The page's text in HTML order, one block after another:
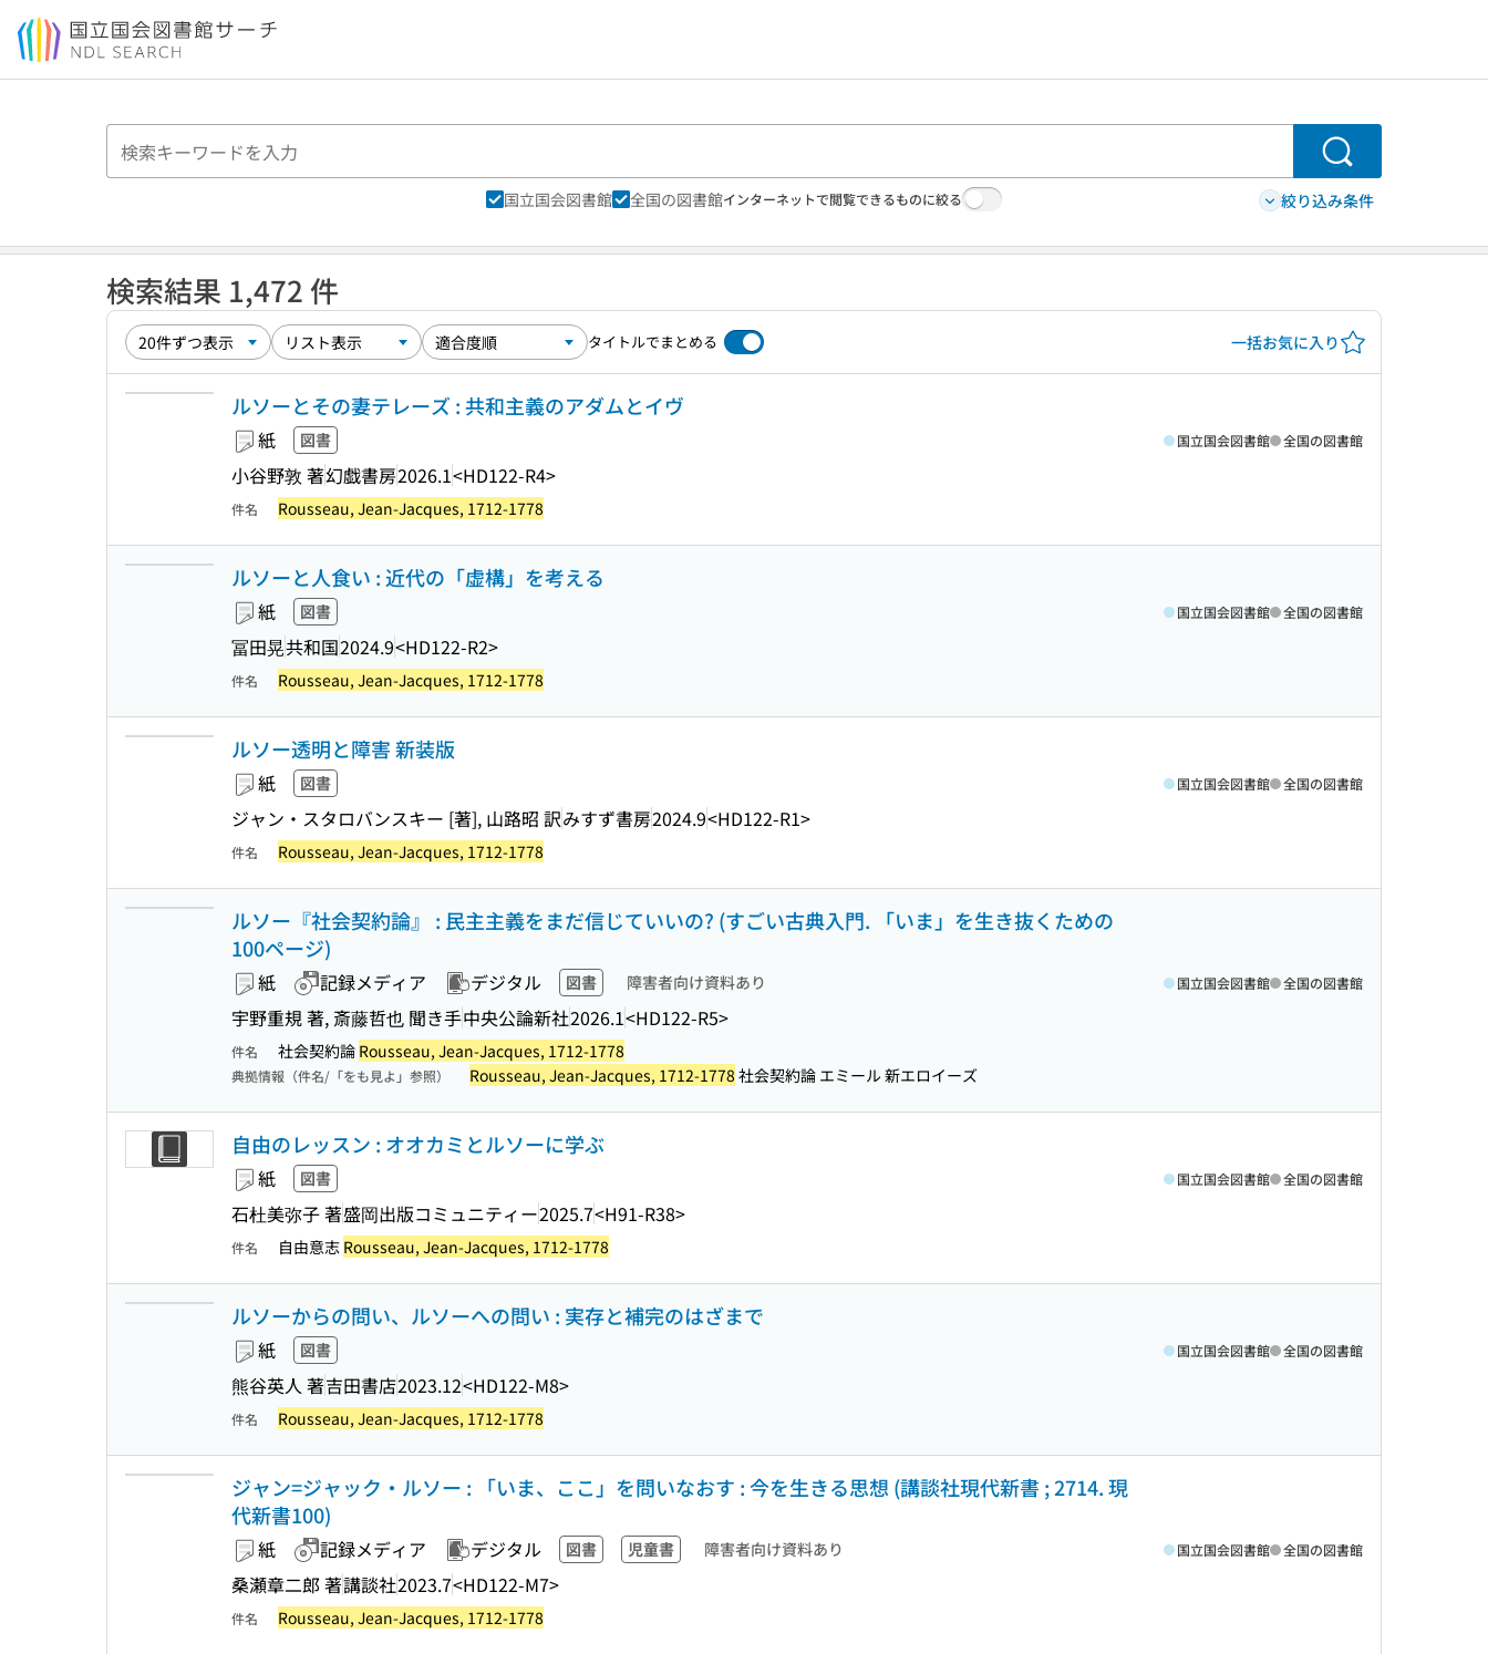
本文へ移動
検索
国立国会図書館 全国の図書館インターネットで閲覧できるものに絞る 絞り込み条件
検索結果 1,472 件
タイトルでまとめる 一括お気に入り
ルソーとその妻テレーズ : 共和主義のアダムとイヴ
紙 図書
小谷野敦 著幻戯書房2026.1<HD122-R4>
国立国会図書館 全国の図書館
件名 Rousseau, Jean-Jacques, 1712-1778
ルソーと人食い : 近代の「虚構」を考える
紙 図書
冨田晃共和国2024.9<HD122-R2>
国立国会図書館 全国の図書館
件名 Rousseau, Jean-Jacques, 1712-1778
ルソー透明と障害 新装版
紙 図書
ジャン・スタロバンスキー [著], 山路昭 訳みすず書房2024.9<HD122-R1>
国立国会図書館 全国の図書館
件名 Rousseau, Jean-Jacques, 1712-1778
ルソー『社会契約論』 : 民主主義をまだ信じていいの? (すごい古典入門. 「いま」を生き抜くための
100ページ)
紙 記録メディア デジタル 図書 障害者向け資料あり
宇野重規 著, 斎藤哲也 聞き手中央公論新社2026.1<HD122-R5>
国立国会図書館 全国の図書館
件名 社会契約論 Rousseau, Jean-Jacques, 1712-1778
典拠情報（件名/「をも見よ」参照） Rousseau, Jean-Jacques, 1712-1778 社会契約論 エミール 新エロイーズ
自由のレッスン : オオカミとルソーに学ぶ
紙 図書
石杜美弥子 著盛岡出版コミュニティー2025.7<H91-R38>
国立国会図書館 全国の図書館
件名 自由意志 Rousseau, Jean-Jacques, 1712-1778
ルソーからの問い、ルソーへの問い : 実存と補完のはざまで
紙 図書
熊谷英人 著吉田書店2023.12<HD122-M8>
国立国会図書館 全国の図書館
件名 Rousseau, Jean-Jacques, 1712-1778
ジャン=ジャック・ルソー : 「いま、ここ」を問いなおす : 今を生きる思想 (講談社現代新書 ; 2714. 現
代新書100)
紙 記録メディア デジタル 図書 児童書 障害者向け資料あり
桑瀬章二郎 著講談社2023.7<HD122-M7>
国立国会図書館 全国の図書館
件名 Rousseau, Jean-Jacques, 1712-1778